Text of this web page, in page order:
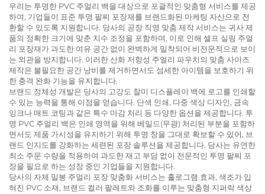
우리는 투명한 PVC 주얼리 백을 대상으로 포괄적인 맞춤형 서비스를 제공
하여, 기업들이 표준 투명 팔찌 포장재를 브랜드화된 마케팅 자산으로 전
환할 수 있도록 지원합니다. 당사의 공장 직영 맞춤 제작 서비스는 귀사 제
품의 정확한 크기에 맞춘 치수 조정을 포함하며, 이로 인해 셀프 실링 주얼
리 포장재가 과도한 여유 공간 없이 완벽하게 밀착되어 비전문적으로 보이
는 외관을 방지합니다. 이러한 산화 저항성 주얼리 파우치의 맞춤 사이즈
제작은 불필요한 공간 낭비를 제거하면서도 섬세한 아이템을 보호하기 위
한 충격 완화 기능을 유지합니다.
브랜드 정체성 개발은 당사의 고강도 찰미 디스플레이 백에 로고를 인쇄할
수 있는 능력을 통해 이점을 얻습니다. 단색 인쇄, 다중 색상 디자인, 금속
잉크나 매트 코팅과 같은 특수 마감 처리 등 다양한 옵션을 제공합니다. 투
명 PVC 주얼리 백은 인쇄 영역을 위해 베일드(무광) 처리된 부분을 포함하
면서도 제품 가시성을 유지하기 위해 투명 창을 그대로 확보할 수 있어, 브
랜드 인지도를 강화하는 세련된 포장 솔루션을 제공합니다. 당사는 유연한
최소 주문 수량을 적용하여 과도한 재고 부담 없이 전문적인 투명 팔찌 포
장을 필요로 하는 성장 중인 기업들을 지원합니다.
당사의 자체 밀봉 주얼리 포장 맞춤화 서비스는 홀로그램 효과, 색조가 입
혀진 PVC 소재, 브랜드 컬러 팔레트와 조화를 이루는 맞춤형 지퍼락 색상